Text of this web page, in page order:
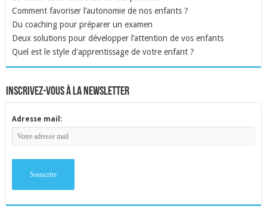
Comment favoriser l’autonomie de nos enfants ?
Du coaching pour préparer un examen
Deux solutions pour développer l’attention de vos enfants
Quel est le style d'apprentissage de votre enfant ?
inscrivez-vous à la newsletter
Adresse mail: